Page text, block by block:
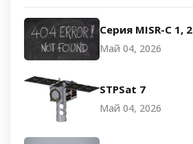
Серия MISR-C 1, 2
Май 04, 2026
STPSat 7
Май 04, 2026